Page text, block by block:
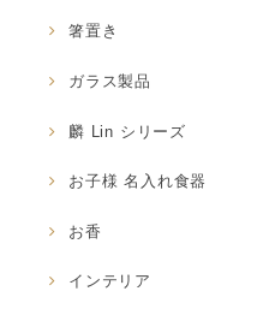
箸置き
ガラス製品
麟 Lin シリーズ
お子様 名入れ食器
お香
インテリア